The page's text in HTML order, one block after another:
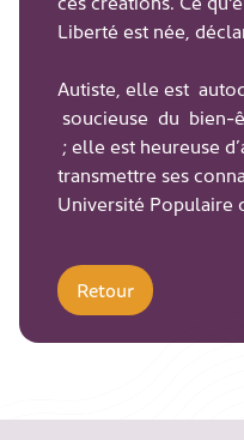
Liberté est née,
Autiste, elle est
soucieuse du bien-
; elle est heureuse
transmettre ses
Université Populaire
Retour